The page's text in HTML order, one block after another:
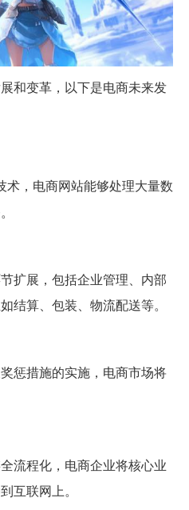
和变革，以下是电商未来发
术，电商网站能够处理大量数
扩展，包括企业管理、内部
结算、包装、物流配送等。
惩措施的实施，电商市场将
流程化，电商企业将核心业
互联网上。